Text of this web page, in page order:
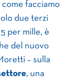
facciamo
due terzi
per mille, è
del nuovo
– sulla
, una